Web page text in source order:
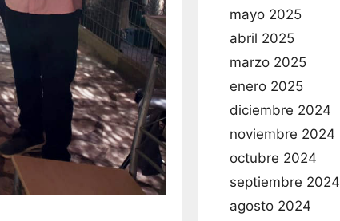
mayo 2025
abril 2025
marzo 2025
enero 2025
diciembre 2024
noviembre 2024
octubre 2024
septiembre 2024
agosto 2024